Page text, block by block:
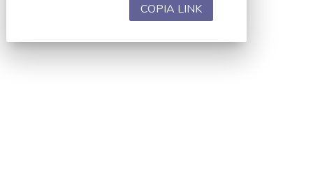
COPIA LINK